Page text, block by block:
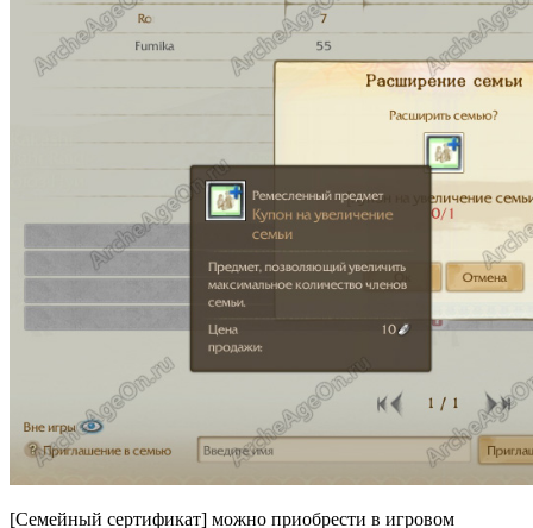
[Семейный сертификат] можно приобрести в игровом